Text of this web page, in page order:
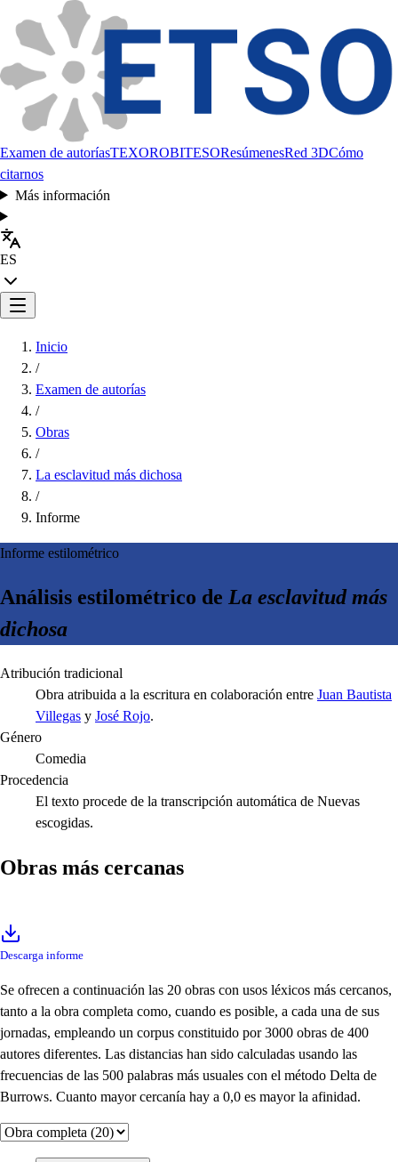
Examen de autoríasTEXOROBITESOResúmenesRed 3DCómo
citarnos
Más información
ES
Inicio
/
Examen de autorías
/
Obras
/
La esclavitud más dichosa
/
Informe
Informe estilométrico
Análisis estilométrico de La esclavitud más
dichosa
Atribución tradicional
Obra atribuida a la escritura en colaboración entre Juan Bautista
Villegas y José Rojo.
Género
Comedia
Procedencia
El texto procede de la transcripción automática de Nuevas
escogidas.
Obras más cercanas
Descarga informe
Se ofrecen a continuación las 20 obras con usos léxicos más cercanos,
tanto a la obra completa como, cuando es posible, a cada una de sus
jornadas, empleando un corpus constituido por 3000 obras de 400
autores diferentes. Las distancias han sido calculadas usando las
frecuencias de las 500 palabras más usuales con el método Delta de
Burrows. Cuanto mayor cercanía hay a 0,0 es mayor la afinidad.